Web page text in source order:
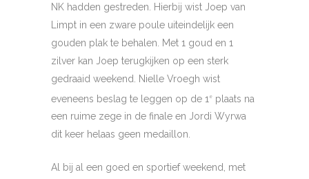
NK hadden gestreden. Hierbij wist Joep van
Limpt in een zware poule uiteindelijk een
gouden plak te behalen. Met 1 goud en 1
zilver kan Joep terugkijken op een sterk
gedraaid weekend. Nielle Vroegh wist
eveneens beslag te leggen op de 1 e plaats na
een ruime zege in de finale en Jordi Wyrwa
dit keer helaas geen medaillon.
Al bij al een goed en sportief weekend, met